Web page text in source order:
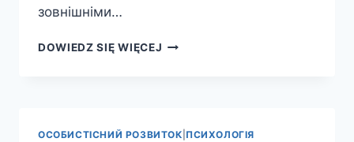
зовнішніми…
DOWIEDZ SIĘ WIĘCEJ САМОКОНТРОЛЬ:
ЖИТТІ
ОСОБИСТІСНИЙ РОЗВИТОК ПСИХОЛОГІЯ